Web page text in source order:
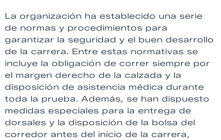
La organización ha establecido una serie
de normas y procedimientos para
garantizar la seguridad y el buen desarrollo
de la carrera. Entre estas normativas se
incluye la obligación de correr siempre por
el margen derecho de la calzada y la
disposición de asistencia médica durante
toda la prueba. Además, se han dispuesto
medidas especiales para la entrega de
dorsales y la disposición de la bolsa del
corredor antes del inicio de la carrera,